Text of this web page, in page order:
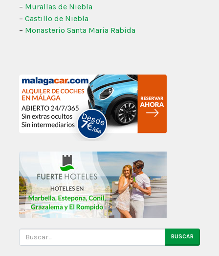
– Murallas de Niebla
– Castillo de Niebla
– Monasterio Santa Maria Rabida
BUSCAR